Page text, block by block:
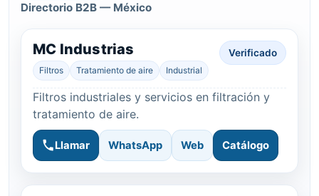
Directorio B2B — México
MC Industrias
Filtros Tratamiento de aire Industrial
Verificado
Filtros industriales y servicios en filtración y
tratamiento de aire.
Llamar WhatsApp Web Catálogo